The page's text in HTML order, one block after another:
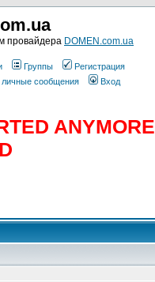
провайдера DOMEN.com.ua
Группы
Регистрация
личные сообщения Вход
ANYMORE